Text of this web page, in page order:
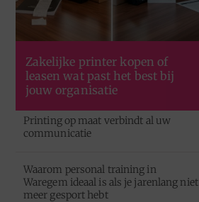
Zakelijke printer kopen of
leasen wat past het best bij
jouw organisatie
Printing op maat verbindt al uw
communicatie
Waarom personal training in
Waregem ideaal is als je jarenlang niet
meer gesport hebt